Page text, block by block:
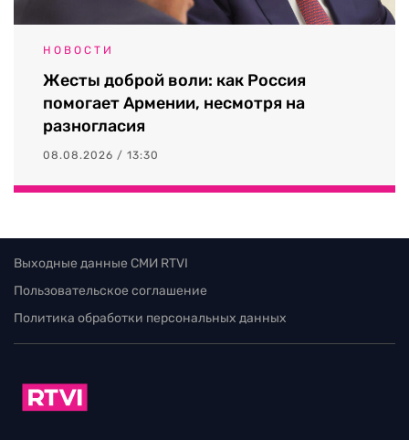
НОВОСТИ
Жесты доброй воли: как Россия
помогает Армении, несмотря на
разногласия
08.08.2026 / 13:30
Выходные данные СМИ RTVI
Пользовательское соглашение
Политика обработки персональных данных